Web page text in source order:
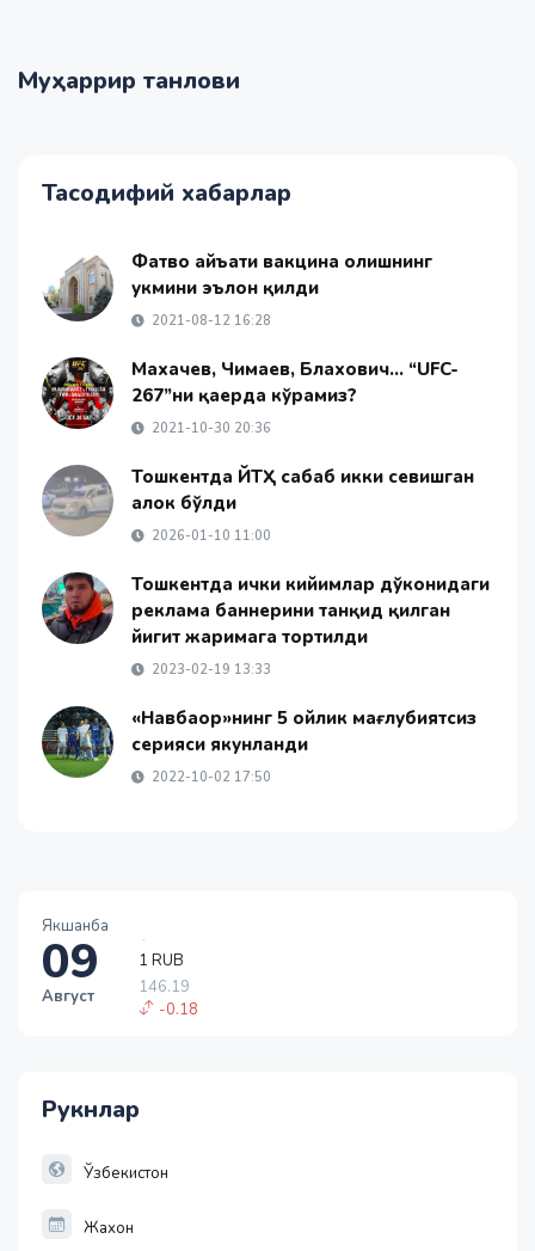
Якшанба
09
Август
1 RUB
146.19
-0.18
Рукнлар
Ўзбекистон
Жахон
Муҳаррир танлови
Тасодифий хабарлар
Фатво ҳайъати вакцина олишнинг
ҳукмини эълон қилди
2021-08-12 16:28
Махачев, Чимаев, Блахович... “UFC-
267”ни қаерда кўрамиз?
2021-10-30 20:36
Тошкентда ЙТҲ сабаб икки севишган
ҳалок бўлди
2026-01-10 11:00
Тошкентда ички кийимлар дўконидаги
реклама баннерини танқид қилган
йигит жаримага тортилди
2023-02-19 13:33
«Навбаҳор»нинг 5 ойлик мағлубиятсиз
серияси якунланди
2022-10-02 17:50